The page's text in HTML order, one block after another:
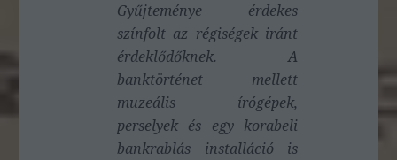
Gyűjteménye érdekes
színfolt az régiségek iránt
érdeklődőknek. A
banktörténet mellett
muzeális írógépek,
perselyek és egy korabeli
bankrablás installáció is